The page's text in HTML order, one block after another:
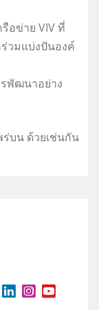
อข่าย VIV ที่
วมแบ่งปันองค์
พัฒนาอย่าง
บน ด้วยเช่นกัน